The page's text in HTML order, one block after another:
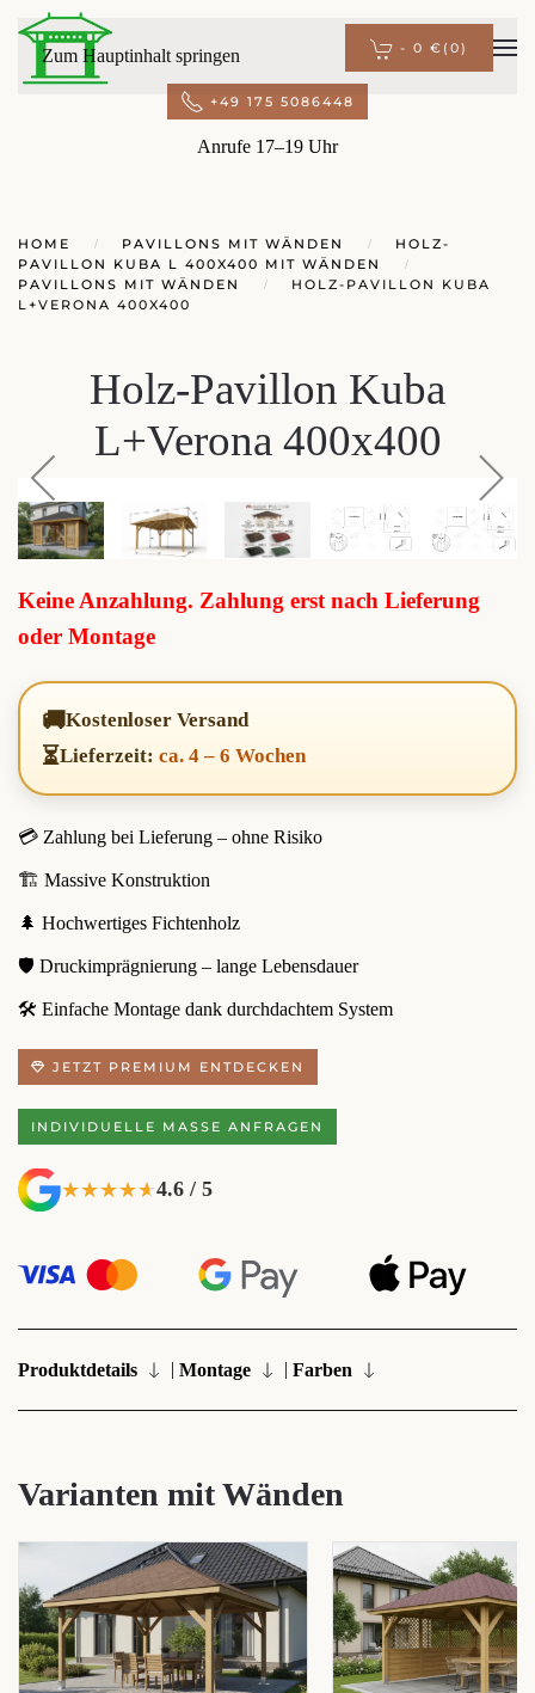
Zum Hauptinhalt springen - 0 € (0)
+49 175 5086448
Anrufe 17–19 Uhr
HOME PAVILLONS MIT WÄNDEN
HOLZ-
PAVILLON KUBA L 400X400 MIT WÄNDEN
PAVILLONS MIT WÄNDEN
HOLZ-PAVILLON KUBA
L+VERONA 400X400
Holz-Pavillon Kuba
L+Verona 400x400
Keine Anzahlung. Zahlung erst nach Lieferung
oder Montage
🚚Kostenloser Versand
⏳Lieferzeit: ca. 4 – 6 Wochen
💳 Zahlung bei Lieferung – ohne Risiko
🏗️ Massive Konstruktion
🌲 Hochwertiges Fichtenholz
🛡️ Druckimprägnierung – lange Lebensdauer
🛠️ Einfache Montage dank durchdachtem System
JETZT PREMIUM ENTDECKEN
INDIVIDUELLE MASSE ANFRAGEN
★★★★★
★★★★★4.6 / 5
Produktdetails | Montage | Farben
Varianten mit Wänden